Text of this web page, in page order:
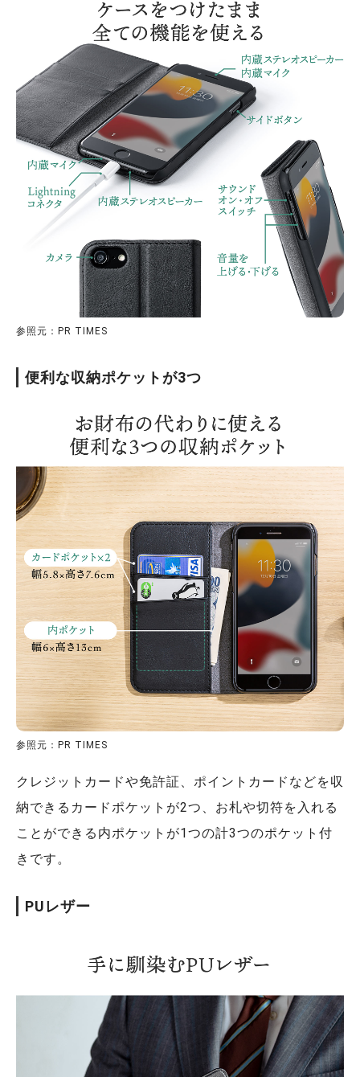
参照元：PR TIMES
便利な収納ポケットが3つ
参照元：PR TIMES
クレジットカードや免許証、ポイントカードなどを収
納できるカードポケットが2つ、お札や切符を入れる
ことができる内ポケットが1つの計3つのポケット付
きです。
PUレザー